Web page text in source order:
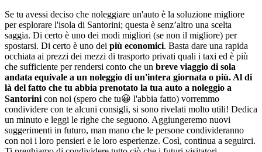
Se tu avessi deciso che noleggiare un'auto è la soluzione migliore
per esplorare l'isola di Santorini; questa è senz’altro una scelta
saggia. Di certo è uno dei modi migliori (se non il migliore) per
spostarsi. Di certo è uno dei più economici. Basta dare una rapida
occhiata ai prezzi dei mezzi di trasporto privati quali i taxi ed è più
che sufficiente per rendersi conto che un breve viaggio di sola
andata equivale a un noleggio di un'intera giornata o più. Al di
là del fatto che tu abbia prenotato la tua auto a noleggio a
Santorini con noi (spero che tu😀 l'abbia fatto) vorremmo
condividere con te alcuni consigli, si sono rivelati molto utili! Dedica
un minuto e leggi le righe che seguono. Aggiungeremo nuovi
suggerimenti in futuro, man mano che le persone condivideranno
con noi i loro pensieri e le loro esperienze. Così, continua a seguirci.